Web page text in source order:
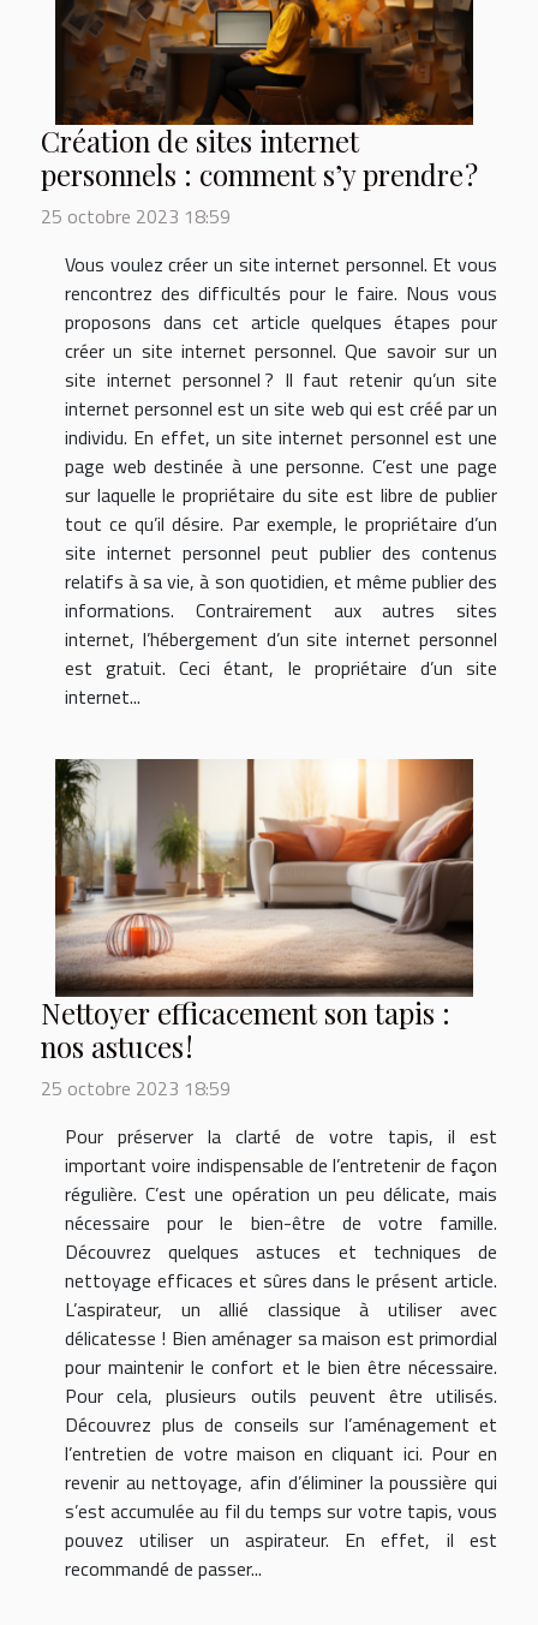
Création de sites internet
personnels : comment s’y prendre ?
25 octobre 2023 18:59
Vous voulez créer un site internet personnel. Et vous
rencontrez des difficultés pour le faire. Nous vous
proposons dans cet article quelques étapes pour
créer un site internet personnel. Que savoir sur un
site internet personnel ? Il faut retenir qu’un site
internet personnel est un site web qui est créé par un
individu. En effet, un site internet personnel est une
page web destinée à une personne. C’est une page
sur laquelle le propriétaire du site est libre de publier
tout ce qu’il désire. Par exemple, le propriétaire d’un
site internet personnel peut publier des contenus
relatifs à sa vie, à son quotidien, et même publier des
informations. Contrairement aux autres sites
internet, l’hébergement d’un site internet personnel
est gratuit. Ceci étant, le propriétaire d’un site
internet...
Nettoyer efficacement son tapis :
nos astuces !
25 octobre 2023 18:59
Pour préserver la clarté de votre tapis, il est
important voire indispensable de l’entretenir de façon
régulière. C’est une opération un peu délicate, mais
nécessaire pour le bien-être de votre famille.
Découvrez quelques astuces et techniques de
nettoyage efficaces et sûres dans le présent article.
L’aspirateur, un allié classique à utiliser avec
délicatesse ! Bien aménager sa maison est primordial
pour maintenir le confort et le bien être nécessaire.
Pour cela, plusieurs outils peuvent être utilisés.
Découvrez plus de conseils sur l’aménagement et
l’entretien de votre maison en cliquant ici. Pour en
revenir au nettoyage, afin d’éliminer la poussière qui
s’est accumulée au fil du temps sur votre tapis, vous
pouvez utiliser un aspirateur. En effet, il est
recommandé de passer...